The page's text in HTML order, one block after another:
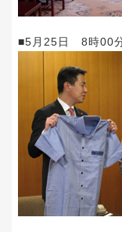
■5月25日 8時00分